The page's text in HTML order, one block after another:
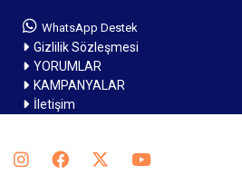
WhatsApp Destek
Gizlilik Sözleşmesi
YORUMLAR
KAMPANYALAR
İletişim